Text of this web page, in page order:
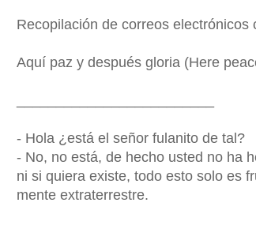
Recopilación de correos
Aquí paz y después gloria (Here
- Hola ¿está el señor fulanito de tal?
- No, no está, de hecho usted no ha
ni si quiera existe, todo esto solo es
mente extraterrestre.